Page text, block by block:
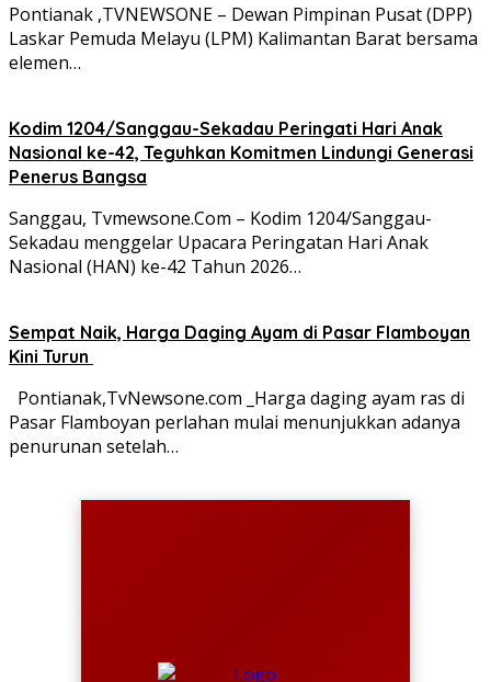
Pontianak ,TVNEWSONE – Dewan Pimpinan Pusat (DPP)
Laskar Pemuda Melayu (LPM) Kalimantan Barat bersama
elemen…
Kodim 1204/Sanggau-Sekadau Peringati Hari Anak
Nasional ke-42, Teguhkan Komitmen Lindungi Generasi
Penerus Bangsa
Sanggau, Tvmewsone.Com – Kodim 1204/Sanggau-
Sekadau menggelar Upacara Peringatan Hari Anak
Nasional (HAN) ke-42 Tahun 2026…
Sempat Naik, Harga Daging Ayam di Pasar Flamboyan
Kini Turun
Pontianak,TvNewsone.com _Harga daging ayam ras di
Pasar Flamboyan perlahan mulai menunjukkan adanya
penurunan setelah…